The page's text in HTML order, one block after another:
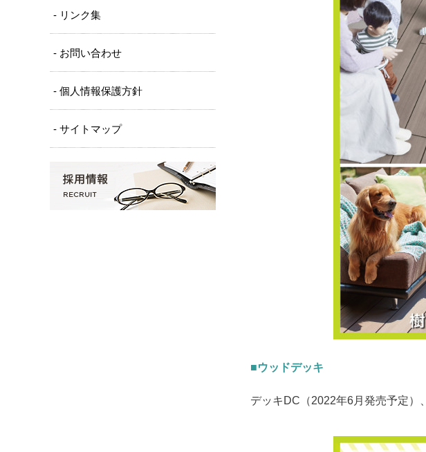
■ウッドデッキ
デッキDC（2022年6月発売予定）、
- リンク集
- お問い合わせ
- 個人情報保護方針
- サイトマップ